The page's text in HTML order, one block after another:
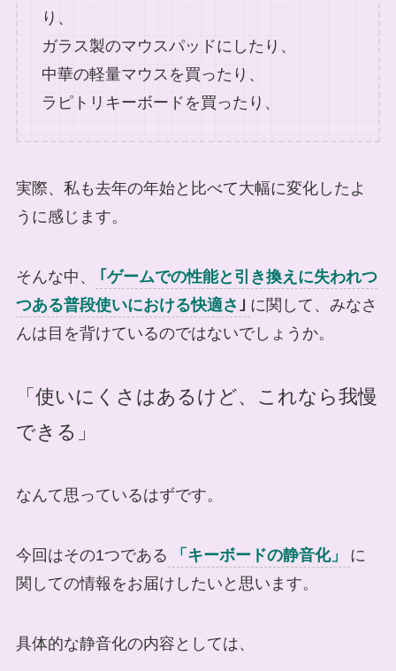
り、
ガラス製のマウスパッドにしたり、
中華の軽量マウスを買ったり、
ラピトリキーボードを買ったり、
実際、私も去年の年始と比べて大幅に変化したよ
うに感じます。
そんな中、
｢ゲームでの性能と引き換えに失われつ
つある普段使いにおける快適さ ｣ に関して、みなさ
んは目を背けているのではないでしょうか。
「使いにくさはあるけど、これなら我慢
できる」
なんて思っているはずです。
今回はその1つである 「キーボードの静音化」
に
関しての情報をお届けしたいと思います。
具体的な静音化の内容としては、